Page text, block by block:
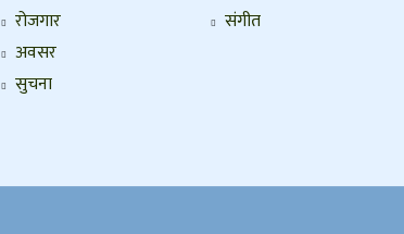
रोजगार
अवसर
सुचना
संगीत